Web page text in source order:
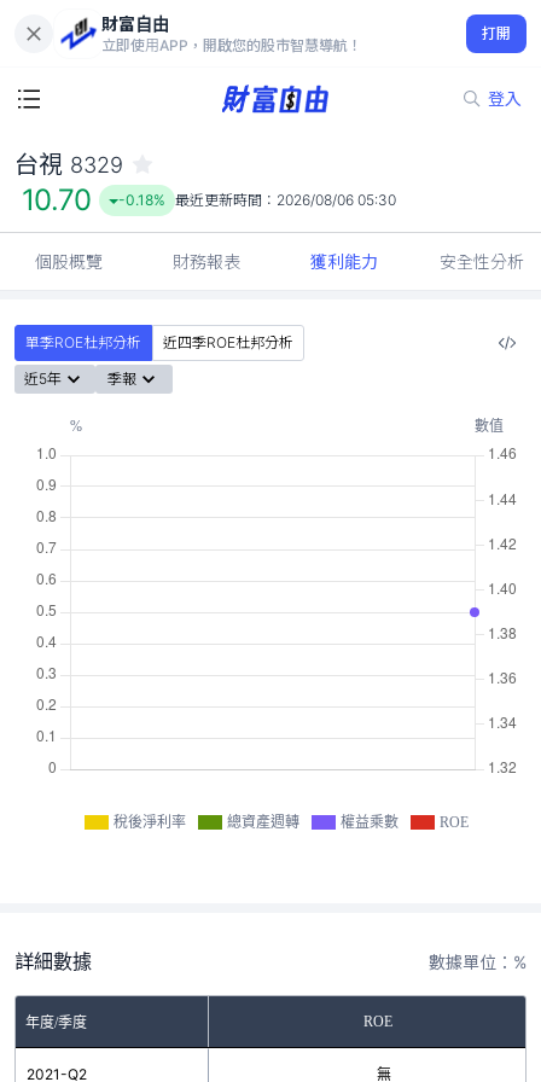
財富自由
立即使用APP，開啟您的股市智慧導航！
打開
登入
10.70
-0.18%
台視 8329
10.70 -0.18% 最近更新時間： 2026/08/06 05:30
個股概覽 財務報表 獲利能力 安全性分析
單季ROE杜邦分析
近四季ROE杜邦分析
近5年
季報
稅後淨利率 總資產週轉 權益乘數 ROE
詳細數據 數據單位：%
年度/季度 ROE
2021-Q2 無